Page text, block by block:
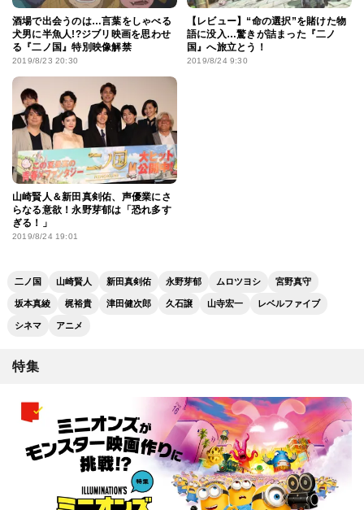
酒場で出会うのは…言葉をしゃべる
犬男に半魚人!?ジブリ映画を思わせ
る『二ノ国』特別映像解禁
2019/8/23 20:30
【レビュー】“命の選択”を賭けた物
語に没入…驚きが詰まった『二ノ
国』へ旅立とう！
2019/8/24 9:30
山崎賢人＆新田真剣佑、声優業にさ
らなる意欲！永野芽郁は「恐れ多す
ぎる！」
2019/8/24 19:01
二ノ国 山崎賢人 新田真剣佑 永野芽郁 ムロツヨシ 宮野真守
坂本真綾 梶裕貴 津田健次郎 久石譲 山寺宏一 レベルファイブ
シネマ アニメ
特集